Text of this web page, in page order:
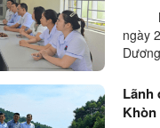
ngày
Lãnh đạo xã